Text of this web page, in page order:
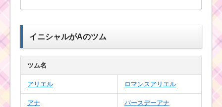
まつ毛のあるツムで
1900コインを稼ぐミッ
ションを攻略するツム
イニシャルがAのツム
ツム名
アリエル ロマンスアリエル
アナ バースデーアナ